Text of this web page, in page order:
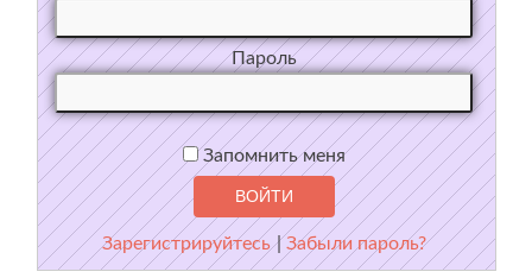
Пароль
Запомнить меня
Зарегистрируйтесь |Забыли пароль?